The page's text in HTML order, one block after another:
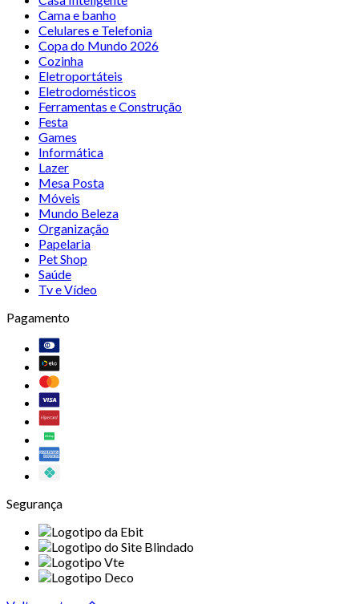
Cama e banho
Celulares e Telefonia
Copa do Mundo 2026
Cozinha
Eletroportáteis
Eletrodomésticos
Ferramentas e Construção
Festa
Games
Informática
Lazer
Mesa Posta
Móveis
Mundo Beleza
Organização
Papelaria
Pet Shop
Saúde
Tv e Vídeo
Pagamento
Segurança